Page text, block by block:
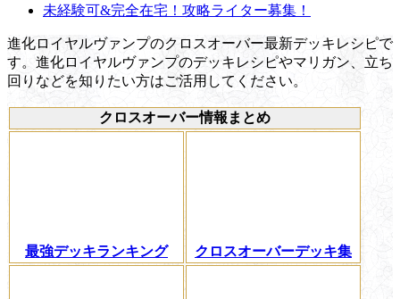
未経験可&完全在宅！攻略ライター募集！
進化ロイヤルヴァンプのクロスオーバー最新デッキレシピで
す。進化ロイヤルヴァンプのデッキレシピやマリガン、立ち
回りなどを知りたい方はご活用してください。
クロスオーバー情報まとめ
最強デッキランキング クロスオーバーデッキ集